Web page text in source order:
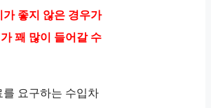
가 좋지 않은 경우가
꽤 많이 들어갈 수
를 요구하는 수입차